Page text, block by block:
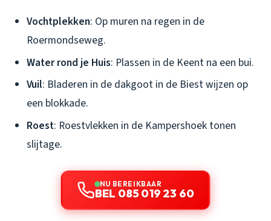
Vochtplekken: Op muren na regen in de
Roermondseweg.
Water rond je Huis: Plassen in de Keent na een bui.
Vuil: Bladeren in de dakgoot in de Biest wijzen op
een blokkade.
Roest: Roestvlekken in de Kampershoek tonen
slijtage.
NU BEREIKBAAR
BEL 085 019 23 60